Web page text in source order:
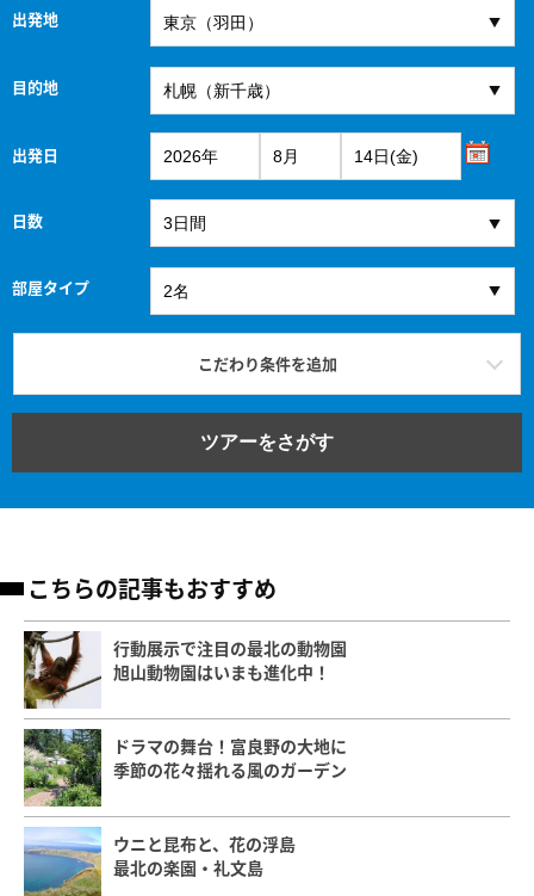
出発地
目的地
出発日
日数
部屋タイプ
こだわり条件を追加
ツアーをさがす
こちらの記事もおすすめ
行動展示で注目の最北の動物園
旭山動物園はいまも進化中！
ドラマの舞台！富良野の大地に
季節の花々揺れる風のガーデン
ウニと昆布と、花の浮島
最北の楽園・礼文島